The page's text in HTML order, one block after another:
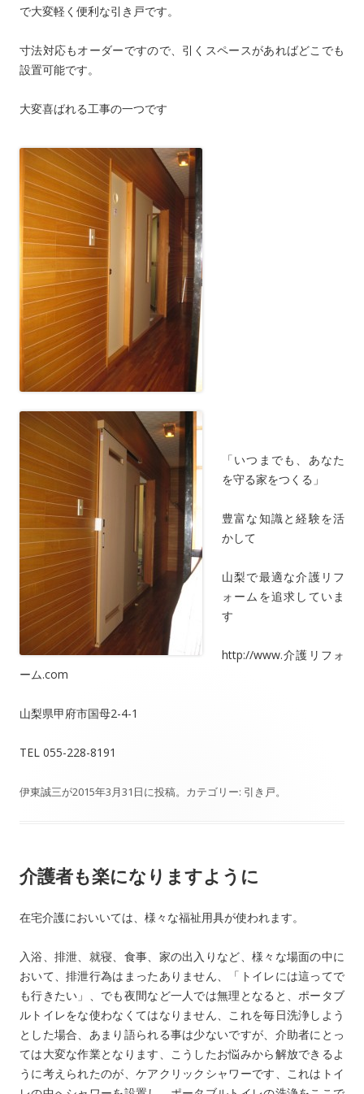
で大変軽く便利な引き戸です。
寸法対応もオーダーですので、引くスペースがあればどこでも
設置可能です。
大変喜ばれる工事の一つです
「いつまでも、あなた
を守る家をつくる」
豊富な知識と経験を活
かして
山梨で最適な介護リフ
ォームを追求していま
す
http://www.介護リフォ
ーム.com
山梨県甲府市国母2-4-1
TEL 055-228-8191
伊東誠三が2015年3月31日に投稿。カテゴリー: 引き戸。
介護者も楽になりますように
在宅介護においいては、様々な福祉用具が使われます。
入浴、排泄、就寝、食事、家の出入りなど、様々な場面の中に
おいて、排泄行為はまったありません、「トイレには這ってで
も行きたい」、でも夜間など一人では無理となると、ポータブ
ルトイレをな使わなくてはなりません、これを毎日洗浄しよう
とした場合、あまり語られる事は少ないですが、介助者にとっ
ては大変な作業となります、こうしたお悩みから解放できるよ
うに考えられたのが、ケアクリックシャワーです、これはトイ